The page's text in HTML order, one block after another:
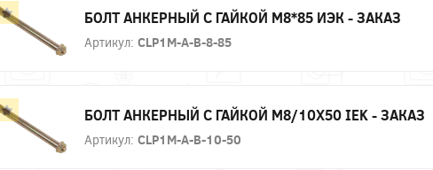
БОЛТ АНКЕРНЫЙ С ГАЙКОЙ М8*85 ИЭК - ЗАКАЗ
Артикул: CLP1M-A-B-8-85
БОЛТ АНКЕРНЫЙ С ГАЙКОЙ М8/10Х50 IEK - ЗАКАЗ
Артикул: CLP1M-A-B-10-50